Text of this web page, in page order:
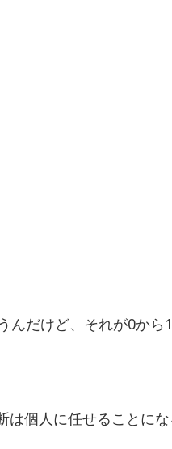
んだけど、それが0から
個人に任せることにな